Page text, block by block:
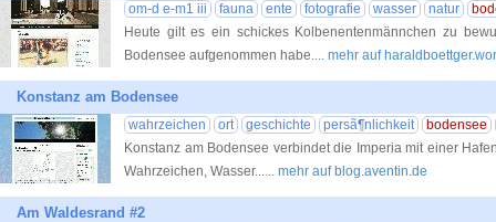
om-d e-m1 iii fauna ente fotografie wasser natur
Heute gilt es ein schickes Kolbenentenmännchen zu
Bodensee aufgenommen habe.... mehr auf
Konstanz am Bodensee
wahrzeichen ort geschichte persã¶nlichkeit
bodensee
Konstanz am Bodensee verbindet die Imperia mit einer
Wahrzeichen, Wasser...... mehr auf blog.aventin.de
Am Waldesrand #2